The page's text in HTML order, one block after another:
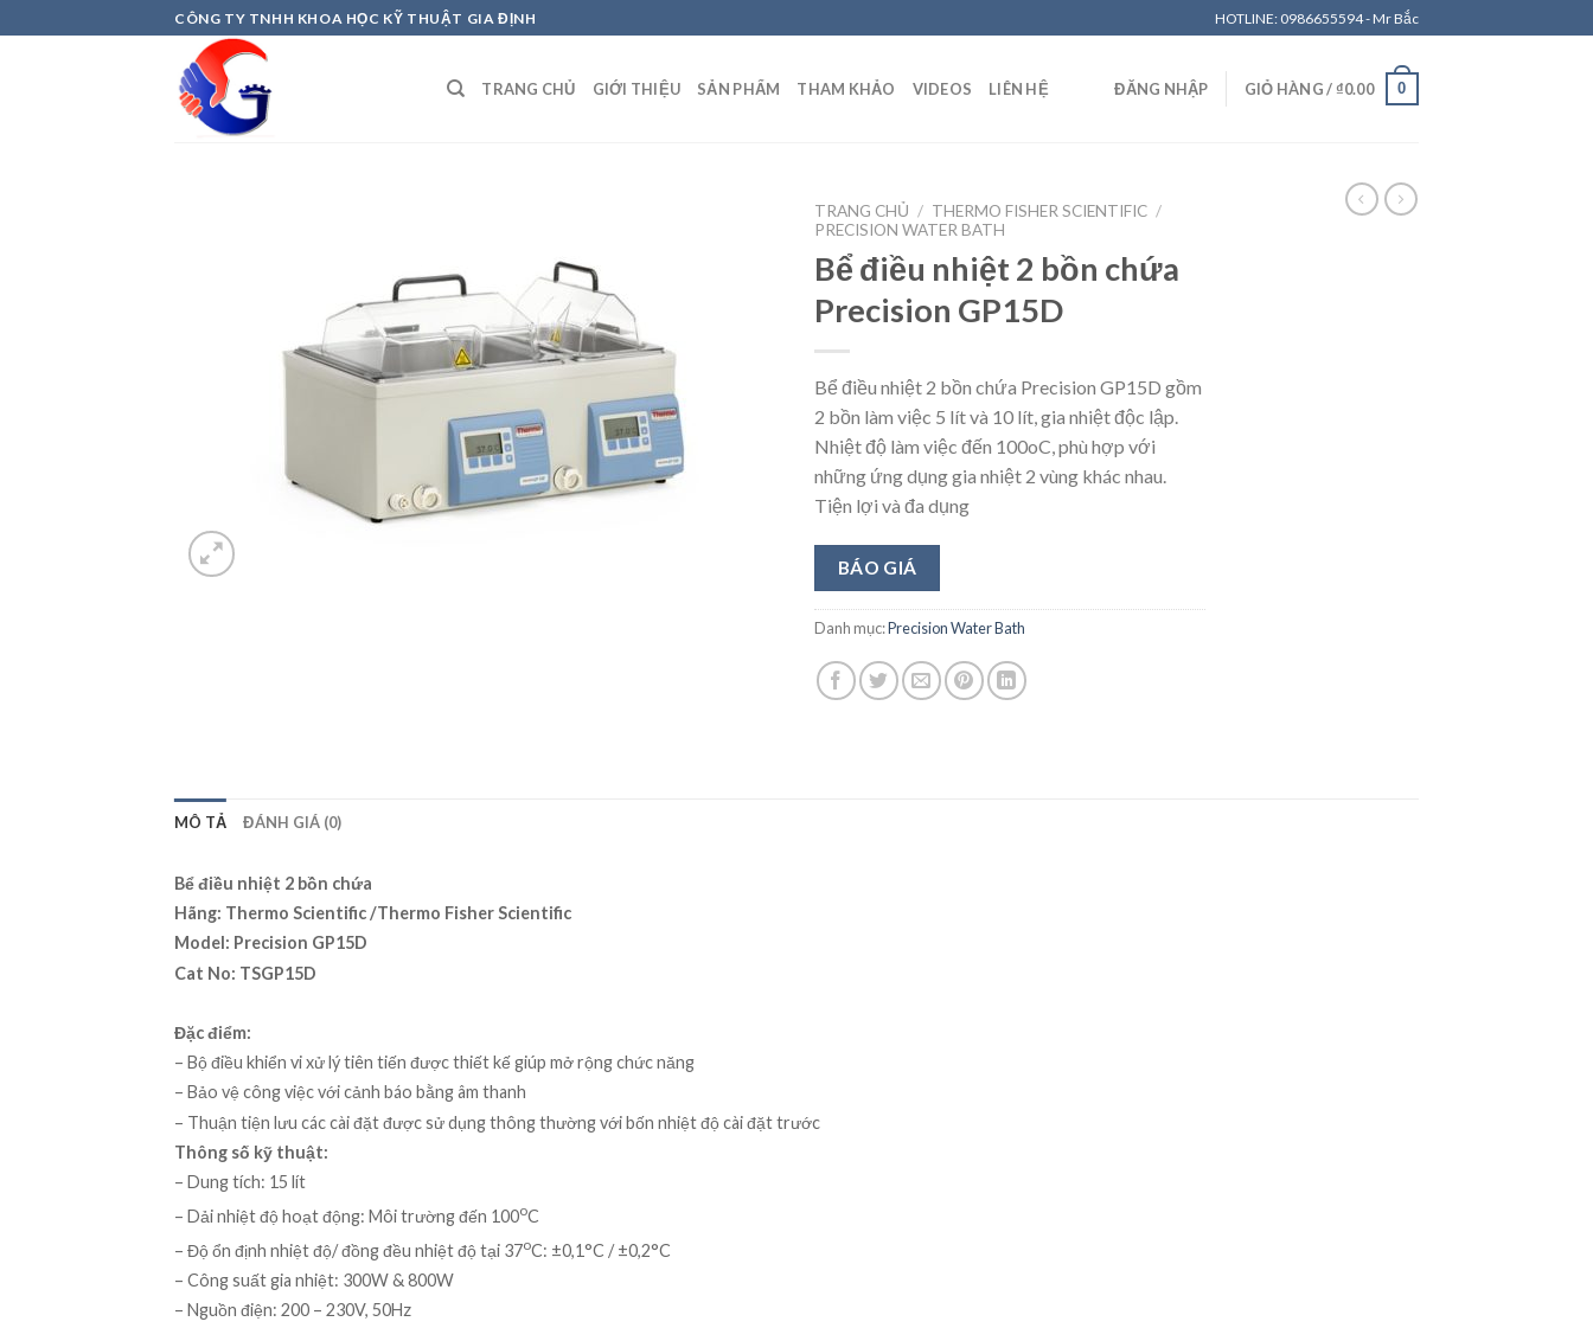
to
CÔNG TY TNHH KHOA HỌC KỸ THUẬT GIA ĐỊNH HOTLINE: 0986655594 - Mr Bắc
TRANG CHỦ GIỚI THIỆU SẢN PHẨM THAM KHẢO VIDEOS LIÊN HỆ ĐĂNG NHẬP GIỎ HÀNG / ₫0.00 0
TRANG CHỦ / THERMO FISHER SCIENTIFIC /
PRECISION WATER BATH
Bể điều nhiệt 2 bồn chứa
Precision GP15D
Bể điều nhiệt 2 bồn chứa Precision GP15D gồm
2 bồn làm việc 5 lít và 10 lít, gia nhiệt độc lập.
Nhiệt độ làm việc đến 100oC, phù hợp với
những ứng dụng gia nhiệt 2 vùng khác nhau.
Tiện lợi và đa dụng
BÁO GIÁ
Danh mục:Precision Water Bath
MÔ TẢ ĐÁNH GIÁ (0)
Bể điều nhiệt 2 bồn chứa
Hãng: Thermo Scientific /Thermo Fisher Scientific
Model: Precision GP15D
Cat No: TSGP15D
Đặc điểm:
– Bộ điều khiển vi xử lý tiên tiến được thiết kế giúp mở rộng chức năng
– Bảo vệ công việc với cảnh báo bằng âm thanh
– Thuận tiện lưu các cài đặt được sử dụng thông thường với bốn nhiệt độ cài đặt trước
Thông số kỹ thuật:
– Dung tích: 15 lít
– Dải nhiệt độ hoạt động: Môi trường đến 100oC
– Độ ổn định nhiệt độ/ đồng đều nhiệt độ tại 37oC: ±0,1°C / ±0,2°C
– Công suất gia nhiệt: 300W & 800W
– Nguồn điện: 200 – 230V, 50Hz